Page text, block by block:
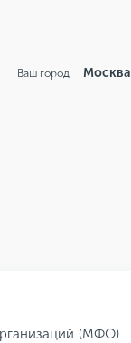
Ваш город Москва
(МФО)